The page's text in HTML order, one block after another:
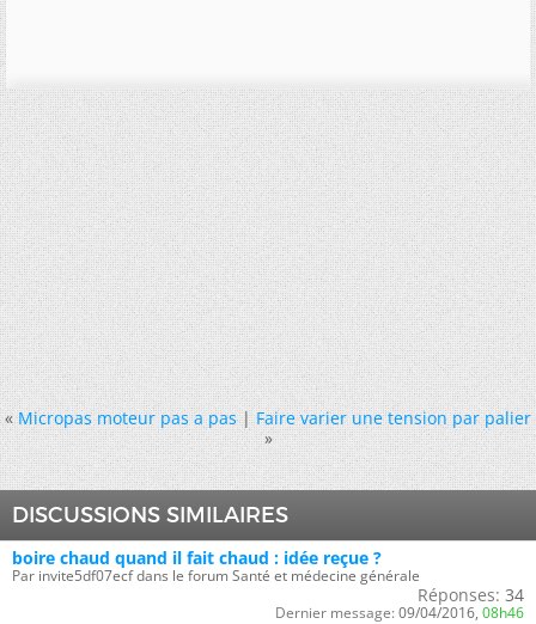
« Micropas moteur pas a pas|Faire varier une tension par palier
»
DISCUSSIONS SIMILAIRES
boire chaud quand il fait chaud : idée reçue ?
Par invite5df07ecf dans le forum Santé et médecine générale
Réponses: 34
Dernier message: 09/04/2016, 08h46